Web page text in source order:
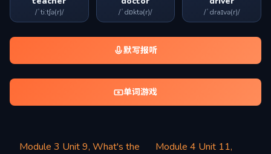
/ˈtiːtʃə(r)/ /ˈdɒktə(r)/ /ˈdraɪvə(r)/
默写报听
单词游戏
Module 3 Unit 9, What's the
Module 4 Unit 11,